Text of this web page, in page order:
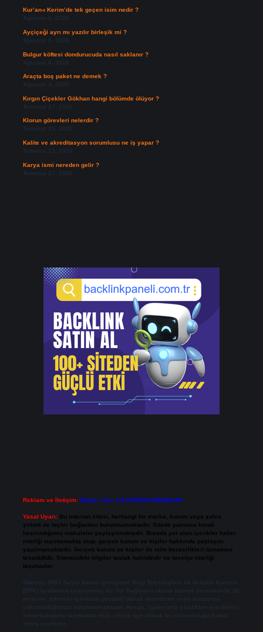
Kur’an-ı Kerim’de tek geçen isim nedir ?
Ağustos 6, 2026
Ayçiçeği ayrı mı yazılır birleşik mi ?
Ağustos 5, 2026
Bulgur köftesi dondurucuda nasıl saklanır ?
Ağustos 4, 2026
Araçta boş paket ne demek ?
Ağustos 4, 2026
Kırgın Çiçekler Gökhan hangi bölümde ölüyor ?
Temmuz 27, 2026
Klorun görevleri nelerdir ?
Temmuz 25, 2026
Kalite ve akreditasyon sorumlusu ne iş yapar ?
Temmuz 23, 2026
Karya ismi nereden gelir ?
Temmuz 17, 2026
Reklam ve İletişim: Skype: live:.cid.575569c608265c69
Yasal Uyarı: Bu internet sitesi, herhangi bir marka, kurum veya şahıs
şirketi ile hiçbir bağlantısı bulunmamaktadır. Sitede yalnızca kendi
hazırladığımız makaleler paylaşılmaktadır. Burada yer alan içerikler haber
niteliği taşımamakta olup, gerçek kurum ve kişiler hakkında paylaşım
yapılmamaktadır. Gerçek kurum ve kişiler ile isim benzerlikleri tamamen
tesadüfidir. Sitemizdeki bilgiler taslak halindedir ve tavsiye niteliği
taşımazlar.
Sitemiz, 5651 Sayılı Kanun gereğince Bilgi Teknolojileri ve İletişim Kurumu
(BTK) tarafından onaylanmış bir Yer Sağlayıcı olarak hizmet vermektedir. Bu
nedenle, sitedeki içerikleri proaktif olarak denetleme veya araştırma
yükümlülüğümüz bulunmamaktadır. Ancak, üyelerimiz yazdıkları içeriklerin
sorumluluğunu taşımakta olup, siteye üye olarak bu sorumluluğu kabul
etmiş sayılırlar.